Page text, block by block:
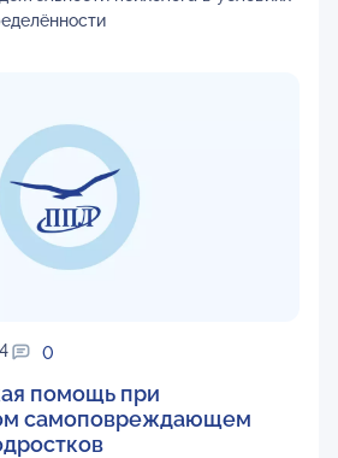
0
помощь при
самоповреждающем